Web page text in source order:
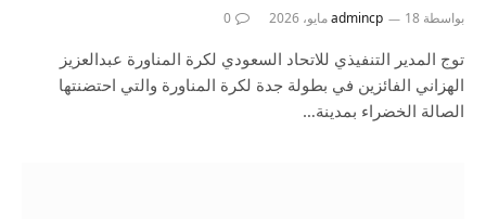
بواسطة admincp 18 مايو، 2026 0
توج المدير التنفيذي للاتحاد السعودي لكرة المناورة عبدالعزيز
الهزاني الفائزين في بطولة جدة لكرة المناورة والتي احتضنتها
الصالة الخضراء بمدينة…